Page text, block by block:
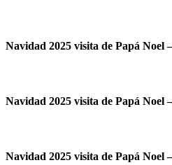
Navidad 2025 visita de Papá Noel
Navidad 2025 visita de Papá Noel
Navidad 2025 visita de Papá Noel